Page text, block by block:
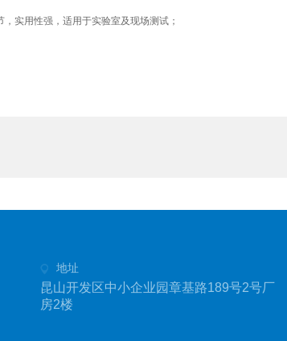
实用性强，适用于实验室及现场测试；
地址
昆山开发区中小企业园章基路189号2号厂
房2楼